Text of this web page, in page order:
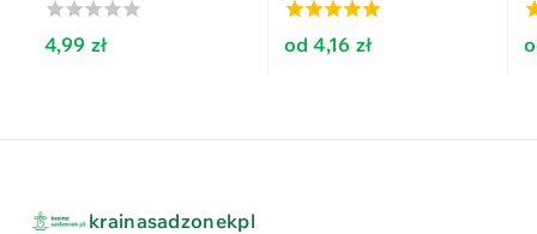
0
out
4,99 zł
5.00
out of 5
od4,16 zł
krainasadzonekpl